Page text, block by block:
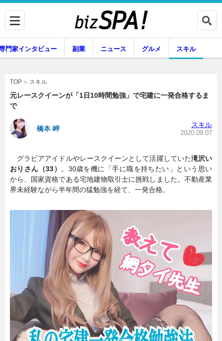
専門家インタビュー
副業 ニュース
暮らし エンタメ
連載一覧
門家インタビュー 副業 ニュース グルメ スキル
TOP スキル
元レースクイーンが「1日10時間勉強」で宅建に一発合格するま
で
橋本 岬 スキル
2020.09.07
グラビアアイドルやレースクイーンとして活躍していた滝沢い
おりさん（33）
。30歳を機に「手に職を持ちたい」という思い
から、国家資格である宅地建物取引士に挑戦しました。不動産業
界未経験ながら半年間の猛勉強を経て、一発合格。